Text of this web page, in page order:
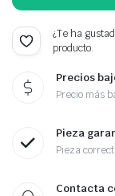
¿Te ha
producto.
Precios
Precio más
Pieza
Pieza
Contacta